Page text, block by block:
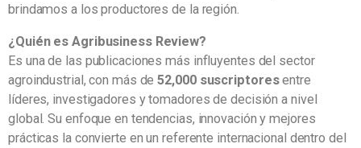
brindamos a los productores de la región.
¿Quién es Agribusiness Review?
Es una de las publicaciones más influyentes del sector
agroindustrial, con más de52,000 suscriptoresentre
líderes, investigadores y tomadores de decisión a nivel
global. Su enfoque en tendencias, innovación y mejores
prácticas la convierte en un referente internacional dentro del